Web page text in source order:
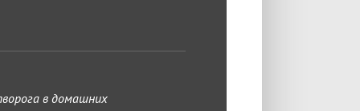
в домашних